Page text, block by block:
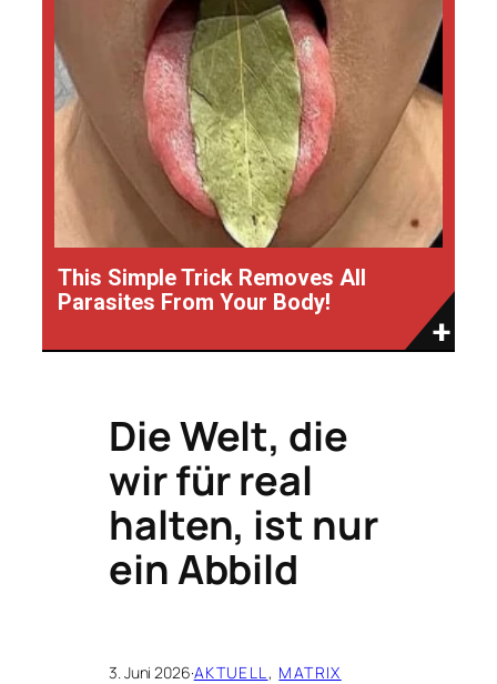
This Simple Trick Removes All
Parasites From Your Body!
Die Welt, die
wir für real
halten, ist nur
ein Abbild
3. Juni 2026·AKTUELL , MATRIX